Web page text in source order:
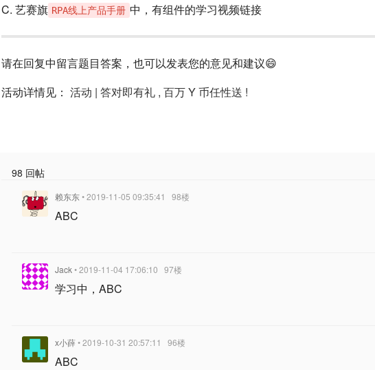
C. 艺赛旗 RPA线上产品手册 中，有组件的学习视频链接
请在回复中留言题目答案，也可以发表您的意见和建议😄
活动详情见： 活动 | 答对即有礼 , 百万 Y 币任性送 !
98 回帖
赖东东• 2019-11-05 09:35:41 98楼
ABC
Jack• 2019-11-04 17:06:10 97楼
学习中，ABC
x小薛• 2019-10-31 20:57:11 96楼
ABC